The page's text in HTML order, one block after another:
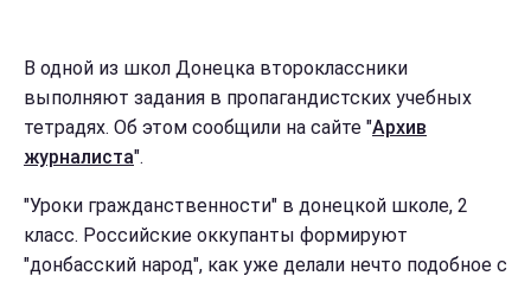
В одной из школ Донецка второклассники
выполняют задания в пропагандистских учебных
тетрадях. Об этом сообщили на сайте "Архив
журналиста".
"Уроки гражданственности" в донецкой школе, 2
класс. Российские оккупанты формируют
"донбасский народ", как уже делали нечто подобное с